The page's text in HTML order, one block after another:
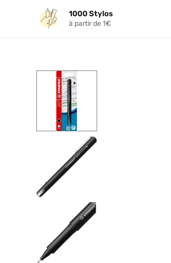
1000 Stylos
à partir de 1€